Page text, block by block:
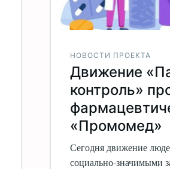
НОВОСТИ ПРОЕКТА
Движение
контроль»
«Промомед»
Сегодня движение
социально-значимыми